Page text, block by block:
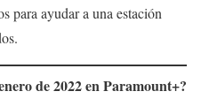
para ayudar a una estación
de 2022 enParamount+?